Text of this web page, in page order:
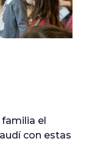
el
con estas